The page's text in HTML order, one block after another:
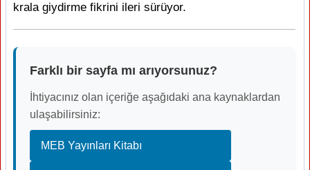
krala giydirme fikrini ileri sürüyor.
Farklı bir sayfa mı arıyorsunuz?
İhtiyacınız olan içeriğe aşağıdaki ana kaynaklardan
ulaşabilirsiniz:
MEB Yayınları Kitabı